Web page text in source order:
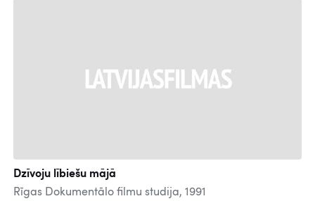
Dzīvoju lībiešu mājā
Rīgas Dokumentālo filmu studija, 1991